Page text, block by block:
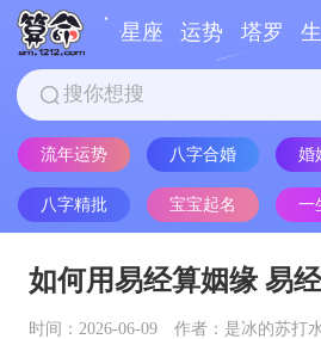
星座 运势 塔罗
流年运势 八字合婚 婚
八字精批 宝宝起名 一
如何用易经算姻缘 易
时间：2026-06-09 作者：是冰的苏打水.